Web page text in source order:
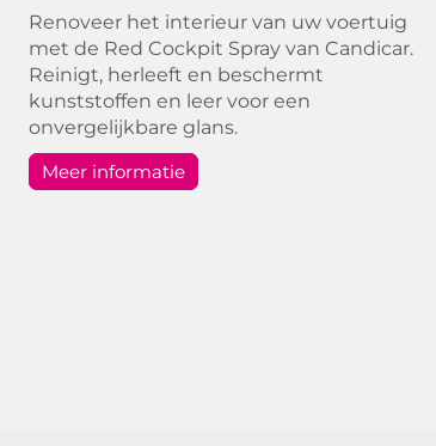
Renoveer het interieur van uw voertuig
met de Red Cockpit Spray van Candicar.
Reinigt, herleeft en beschermt
kunststoffen en leer voor een
onvergelijkbare glans.
Meer informatie